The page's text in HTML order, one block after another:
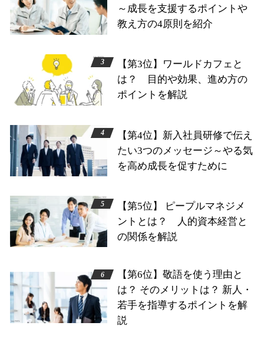
～成長を支援するポイントや
教え方の4原則を紹介
【第3位】ワールドカフェと
は？ 目的や効果、進め方の
ポイントを解説
【第4位】新入社員研修で伝え
たい3つのメッセージ～やる気
を高め成長を促すために
【第5位】 ピープルマネジメ
ントとは？ 人的資本経営と
の関係を解説
【第6位】敬語を使う理由と
は？ そのメリットは？ 新人・
若手を指導するポイントを解
説